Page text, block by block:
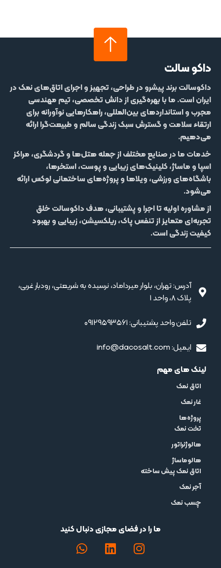
داکو سالت
داکوسالت برند پیشرو در طراحی، تجهیز و اجرای اتاق‌های نمک در
ایران است. ما با بهره‌گیری از دانش تخصصی، تیم مهندسی
مجرب و استانداردهای بین‌المللی، راهکارهایی نوآورانه برای
ارتقاء سلامت و گسترش سبک زندگی سالم و طبیعت‌گرا ارائه
می‌دهیم.
خدمات ما در صنایع مختلف از جملههتل‌‌ها و گردشگری، مراکز
اسپا و ماساژ، کلینیک‌های زیبایی و پوست، استخرها،
باشگاه‌های ورزشی، ویلاها و پروژه‌های ساختمانی لوکسارائه
می‌شود.
از مشاوره اولیه تا اجرا و پشتیبانی، هدف داکوسالت خلق
تجربه‌ای متمایز ازتنفس پاک، ریلکسیشن، زیبایی و بهبود
کیفیت زندگیاست.
آدرس: تهران، بلوار میرداماد، نرسیده به شریعتی، رودبار غربی،
پلاک 8، واحد 1
تلفن واحد پشتیبانی: ۰۹۱۲۹۵۹۳۵۶۱
ایمیل: info@dacosalt.com
لینک های مهم
اتاق نمک
غار نمک
پروژه‌ها
تخت نمک
هالوژنراتور
هالوماساژ
اتاق نمک پیش ساخته
آجر نمک
چسب نمک
ما را در فضای مجازی دنبال کنید